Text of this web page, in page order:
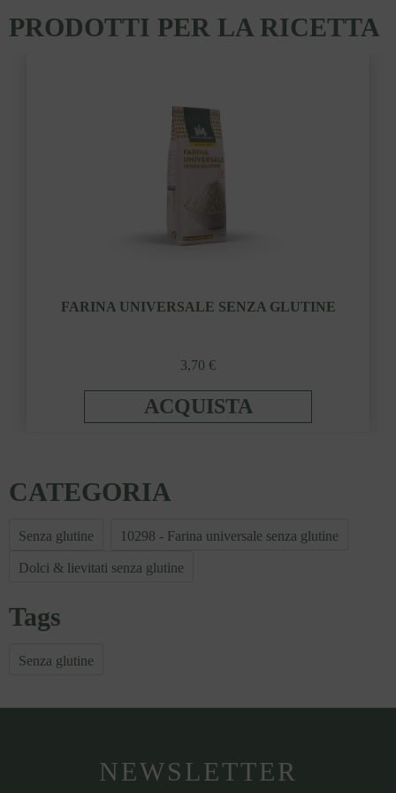
PRODOTTI PER LA RICETTA
FARINA UNIVERSALE SENZA GLUTINE
3,70 €
ACQUISTA
CATEGORIA
Senza glutine 10298 - Farina universale senza glutine
Dolci & lievitati senza glutine
Tags
Senza glutine
NEWSLETTER